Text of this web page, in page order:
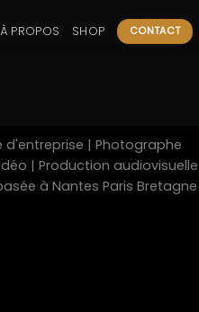
À PROPOS SHOP CONTACT
| Photographe
| Production audiovisuelle
à Nantes Paris Bretagne